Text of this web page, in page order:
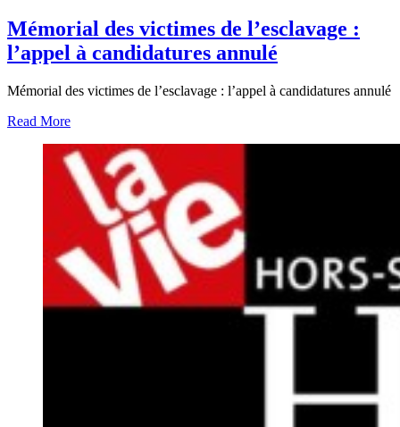
Mémorial des victimes de l’esclavage :
l’appel à candidatures annulé
Mémorial des victimes de l’esclavage : l’appel à candidatures annulé
Read More